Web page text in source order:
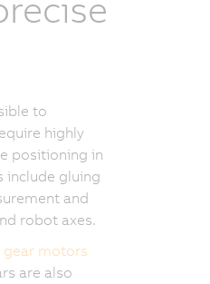
to
highly
positioning in
include gluing
and
robot axes.
gear motors
are also